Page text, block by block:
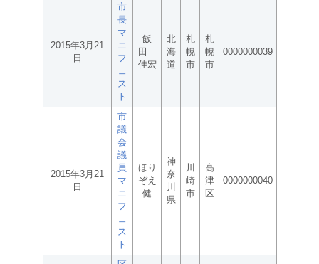
2015年3月21
日
市
長
マ
ニ
フ
ェ
ス
ト
飯
田
佳宏
北
海
道
札
幌
市
札
幌
市
0000000039
2015年3月21
日
市
議
会
議
員
マ
ニ
フ
ェ
ス
ト
ほり
ぞえ
健
神
奈
川
県
川
崎
市
高
津
区
0000000040